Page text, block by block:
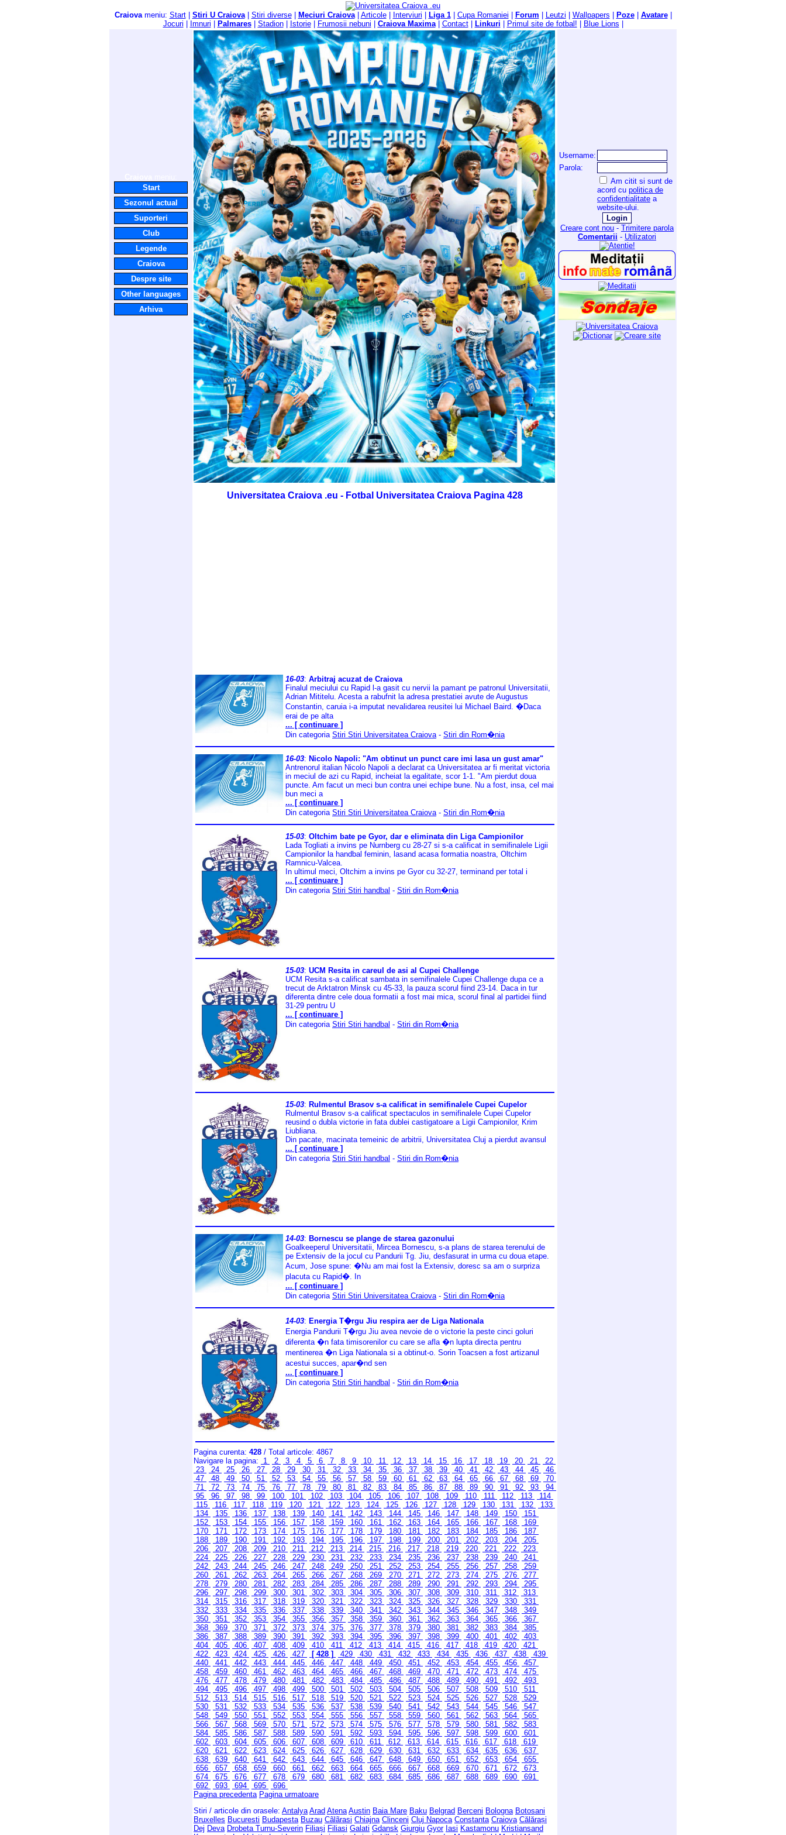
Craiovameniu: Start| Stiri U Craiova| Stiri diverse| Meciuri Craiova| Articole| Interviuri Liga 1| Cupa Romaniei Forum Leutzi Wallpapers Poze| Avatare|
Jocuri
Imnuri Palmares| Stadion| Istorie| Frumosii nebuni Craiova Maxima| Contact| Linkuri Primul site de fotbal! Blue Lions
Start
Sezonul actual
Suporteri
Club
Legende
Craiova
Despre site
Other languages
Arhiva
Universitatea Craiova .eu - Fotbal Universitatea Craiova Pagina 428
16-03: Arbitraj acuzat de Craiova
Finalul meciului cu Rapid l-a gasit cu nervii la pamant pe patronul Universitatii,
Adrian Mititelu. Acesta a rabufnit la adresa prestatiei avute de Augustus
Constantin, caruia i-a imputat nevalidarea reusitei lui Michael Baird. �Daca
erai de pe alta
... [ continuare ]
Din categoria Stiri Stiri Universitatea Craiova - Stiri din Rom�nia
16-03: Nicolo Napoli: "Am obtinut un punct care imi lasa un gust amar"
Antrenorul italian Nicolo Napoli a declarat ca Universitatea ar fi meritat victoria
in meciul de azi cu Rapid, incheiat la egalitate, scor 1-1. "Am pierdut doua
puncte. Am facut un meci bun contra unei echipe bune. Nu a fost, insa, cel mai
bun meci a
... [ continuare ]
Din categoria Stiri Stiri Universitatea Craiova - Stiri din Rom�nia
15-03: Oltchim bate pe Gyor, dar e eliminata din Liga Campionilor
Lada Togliati a invins pe Nurnberg cu 28-27 si s-a calificat in semifinalele Ligii
Campionilor la handbal feminin, lasand acasa formatia noastra, Oltchim
Ramnicu-Valcea.
In ultimul meci, Oltchim a invins pe Gyor cu 32-27, terminand per total i
... [ continuare ]
Din categoria Stiri Stiri handbal - Stiri din Rom�nia
15-03: UCM Resita in careul de asi al Cupei Challenge
UCM Resita s-a calificat sambata in semifinalele Cupei Challenge dupa ce a
trecut de Arktatron Minsk cu 45-33, la pauza scorul fiind 23-14. Daca in tur
diferenta dintre cele doua formatii a fost mai mica, scorul final al partidei fiind
31-29 pentru U
... [ continuare ]
Din categoria Stiri Stiri handbal - Stiri din Rom�nia
15-03: Rulmentul Brasov s-a calificat in semifinalele Cupei Cupelor
Rulmentul Brasov s-a calificat spectaculos in semifinalele Cupei Cupelor
reusind o dubla victorie in fata dublei castigatoare a Ligii Campionilor, Krim
Liubliana.
Din pacate, macinata temeinic de arbitrii, Universitatea Cluj a pierdut avansul
... [ continuare ]
Din categoria Stiri Stiri handbal - Stiri din Rom�nia
14-03: Bornescu se plange de starea gazonului
Goalkeeperul Universitatii, Mircea Bornescu, s-a plans de starea terenului de
pe Extensiv de la jocul cu Pandurii Tg. Jiu, desfasurat in urma cu doua etape.
Acum, Jose spune: �Nu am mai fost la Extensiv, doresc sa am o surpriza
placuta cu Rapid�. In
... [ continuare ]
Din categoria Stiri Stiri Universitatea Craiova - Stiri din Rom�nia
14-03: Energia T�rgu Jiu respira aer de Liga Nationala
Energia Pandurii T�rgu Jiu avea nevoie de o victorie la peste cinci goluri
diferenta �n fata timisorenilor cu care se afla �n lupta directa pentru
mentinerea �n Liga Nationala si a obtinut-o. Sorin Toacsen a fost artizanul
acestui succes, apar�nd sen
... [ continuare ]
Din categoria Stiri Stiri handbal - Stiri din Rom�nia
Pagina curenta: 428 / Total articole: 4867
Navigare la pagina:
1 2 3 4 5 6 7 8 9 10 11 12 13 14 15 16 17 18 19 20 21
22
23
24 25 26 27 28 29 30 31 32 33 34 35 36 37 38 39 40 41 42 43 44 45
46
47
48 49 50 51 52 53 54 55 56 57 58 59 60 61 62 63 64 65 66 67 68 69
70
71
72 73 74 75 76 77 78 79 80 81 82 83 84 85 86 87 88 89 90 91 92 93
94
95
96 97 98 99 100 101 102 103 104 105 106 107 108 109 110 111 112 113
114
115
116 117 118 119 120 121 122 123 124 125 126 127 128 129 130 131 132
133
134
135 136 137 138 139 140 141 142 143 144 145 146 147 148 149 150
151
152
153 154 155 156 157 158 159 160 161 162 163 164 165 166 167 168
169
170
171 172 173 174 175 176 177 178 179 180 181 182 183 184 185 186
187
188
189 190 191 192 193 194 195 196 197 198 199 200 201 202 203 204
205
206
207 208 209 210 211 212 213 214 215 216 217 218 219 220 221 222
223
224
225 226 227 228 229 230 231 232 233 234 235 236 237 238 239 240
241
242
243 244 245 246 247 248 249 250 251 252 253 254 255 256 257 258
259
260
261 262 263 264 265 266 267 268 269 270 271 272 273 274 275 276
277
278
279 280 281 282 283 284 285 286 287 288 289 290 291 292 293 294
295
296
297 298 299 300 301 302 303 304 305 306 307 308 309 310 311 312
313
314
315 316 317 318 319 320 321 322 323 324 325 326 327 328 329 330
331
332
333 334 335 336 337 338 339 340 341 342 343 344 345 346 347 348
349
350
351 352 353 354 355 356 357 358 359 360 361 362 363 364 365 366
367
368
369 370 371 372 373 374 375 376 377 378 379 380 381 382 383 384
385
386
387 388 389 390 391 392 393 394 395 396 397 398 399 400 401 402
403
404
405 406 407 408 409 410 411 412 413 414 415 416 417 418 419 420
421
422
423 424 425 426 427 [ 428 ] 429 430 431 432 433 434 435 436 437 438
439
440
441 442 443 444 445 446 447 448 449 450 451 452 453 454 455 456
457
458
459 460 461 462 463 464 465 466 467 468 469 470 471 472 473 474
475
476
477 478 479 480 481 482 483 484 485 486 487 488 489 490 491 492
493
494
495 496 497 498 499 500 501 502 503 504 505 506 507 508 509 510
511
512
513 514 515 516 517 518 519 520 521 522 523 524 525 526 527 528
529
530
531 532 533 534 535 536 537 538 539 540 541 542 543 544 545 546
547
548
549 550 551 552 553 554 555 556 557 558 559 560 561 562 563 564
565
566
567 568 569 570 571 572 573 574 575 576 577 578 579 580 581 582
583
584
585 586 587 588 589 590 591 592 593 594 595 596 597 598 599 600
601
602
603 604 605 606 607 608 609 610 611 612 613 614 615 616 617 618
619
620
621 622 623 624 625 626 627 628 629 630 631 632 633 634 635 636
637
638
639 640 641 642 643 644 645 646 647 648 649 650 651 652 653 654
655
656
657 658 659 660 661 662 663 664 665 666 667 668 669 670 671 672
673
674
675 676 677 678 679 680 681 682 683 684 685 686 687 688 689 690
691
692
693 694 695
696
Pagina precedenta Pagina urmatoare
Stiri / articole din orasele: Antalya Arad Atena Austin Baia Mare Baku Belgrad Berceni Bologna Botosani
Bruxelles Bucuresti Budapesta Buzau Cãlãrasi Chiajna Clinceni Cluj Napoca Constanta Craiova Călărași
Dej Deva Drobeta Turnu-Severin Filiași Filiasi Galati Gdansk Giurgiu Gyor Iasi Kastamonu Kristiansand
Username:
Parola:
Am citit si sunt de
acord cu politica de
confidentialitate a
website-ului.
Creare cont nou - Trimitere parola
Comentarii - Utilizatori